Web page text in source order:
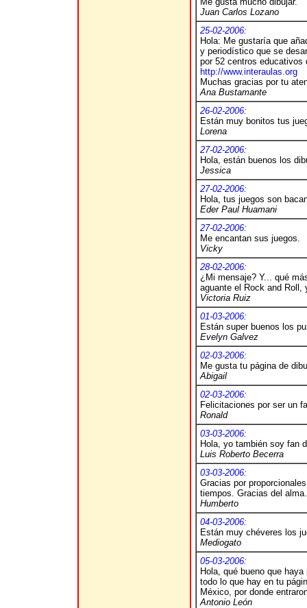
Juan Carlos Lozano
25-02-2006:
Hola: Me gustaría que
y periodístico que se
por 52 centros
http://www.interaulas.org
Muchas gracias por tu
Ana Bustamante
26-02-2006:
Están muy bonitos tus
Lorena
27-02-2006:
Hola, están buenos los
Jessica
27-02-2006:
Hola, tus juegos son
Eder Paul Huamani
27-02-2006:
Me encantan sus juegos.
Vicky
28-02-2006:
¿Mi mensaje? Y... qué
aguante el Rock and Roll,
Victoria Ruiz
01-03-2006:
Están super buenos los
Evelyn Galvez
02-03-2006:
Me gusta tu página de
Abigail
02-03-2006:
Felicitaciones por ser un
Ronald
03-03-2006:
Hola, yo también soy fan
Luis Roberto Becerra
03-03-2006:
Gracias por
tiempos. Gracias del alma.
Humberto
04-03-2006:
Están muy chéveres los
Mediogato
05-03-2006:
Hola, qué bueno que
todo lo que hay en tu
México, por donde
Antonio León